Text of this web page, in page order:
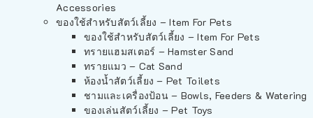
Accessories
ของใช้สำหรับสัตว์เลี้ยง – Item For Pets
ของใช้สำหรับสัตว์เลี้ยง – Item For Pets
ทรายแฮมสเตอร์ – Hamster Sand
ทรายแมว – Cat Sand
ห้องน้ำสัตว์เลี้ยง – Pet Toilets
ชามและเครื่องป้อน – Bowls, Feeders & Watering
ของเล่นสัตว์เลี้ยง – Pet Toys